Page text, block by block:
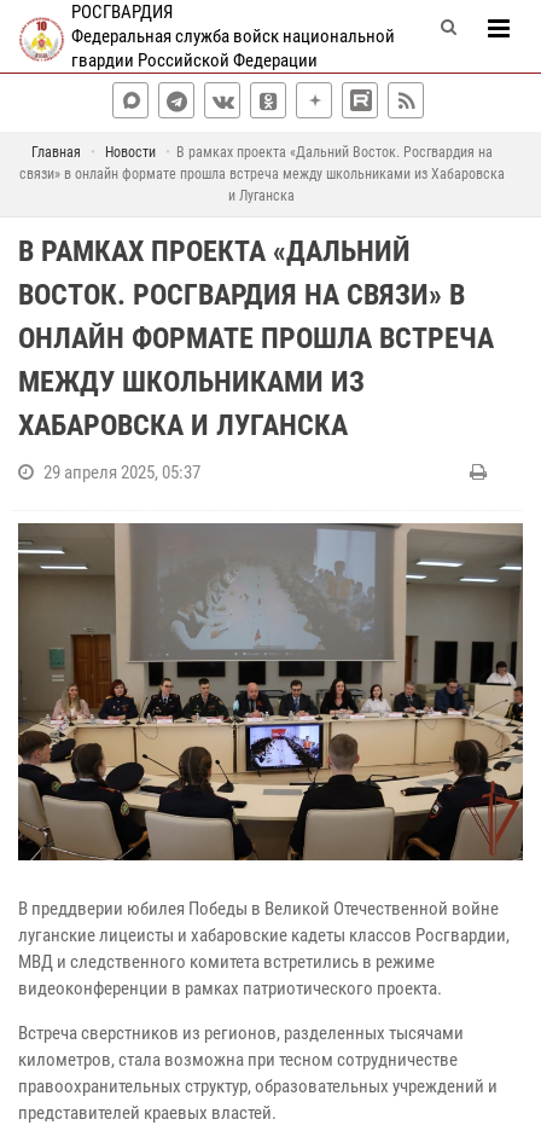
РОСГВАРДИЯ
Федеральная служба войск национальной
гвардии Российской Федерации
Главная Новости
В рамках проекта «Дальний Восток. Росгвардия на
связи» в онлайн формате прошла встреча между школьниками из Хабаровска
и Луганска
В РАМКАХ ПРОЕКТА «ДАЛЬНИЙ
ВОСТОК. РОСГВАРДИЯ НА СВЯЗИ» В
ОНЛАЙН ФОРМАТЕ ПРОШЛА ВСТРЕЧА
МЕЖДУ ШКОЛЬНИКАМИ ИЗ
ХАБАРОВСКА И ЛУГАНСКА
29 апреля 2025, 05:37
В преддверии юбилея Победы в Великой Отечественной войне
луганские лицеисты и хабаровские кадеты классов Росгвардии,
МВД и следственного комитета встретились в режиме
видеоконференции в рамках патриотического проекта.
Встреча сверстников из регионов, разделенных тысячами
километров, стала возможна при тесном сотрудничестве
правоохранительных структур, образовательных учреждений и
представителей краевых властей.